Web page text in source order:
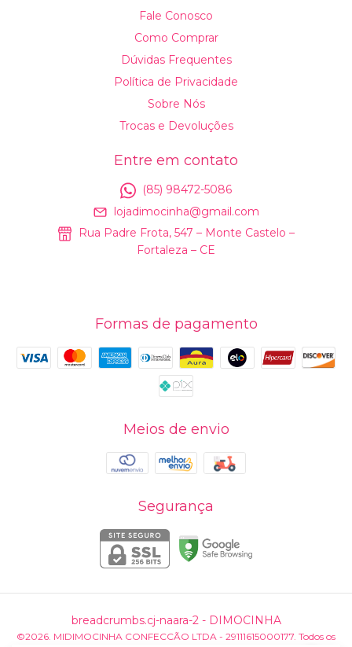
Fale Conosco
Como Comprar
Dúvidas Frequentes
Política de Privacidade
Sobre Nós
Trocas e Devoluções
Entre em contato
(85) 98472-5086
lojadimocinha@gmail.com
Rua Padre Frota, 547 – Monte Castelo –
Fortaleza – CE
Formas de pagamento
Meios de envio
Segurança
breadcrumbs.cj-naara-2 - DIMOCINHA
©2026. MIDIMOCINHA CONFECCÃO LTDA - 29111615000177. Todos os